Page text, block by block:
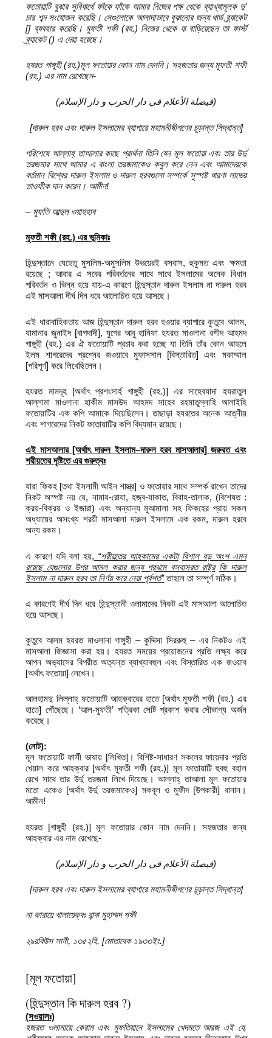
ফতোয়াটি বুঝার সুবিধার্থে ফাঁকে ফাঁকে আমার নিজের পক্ষ থেকে ব্যাখ্যামূলক দু’
চার শব্দ সংযোজন করেছি। সেগুলোকে আলাদাভাবে বুঝানোর জন্য থার্ড ব্র্যাকেট
[] ব্যবহার করেছি। মুফতী শফী (রহ.) নিজের থেকে যা বাড়িয়েছেন তা ফার্স্ট
ব্র্যাকেট () এ দেয়া হয়েছে।
হযরত গাঙ্গুহী (রহ.)মূল ফতোয়ার কোন নাম দেননি। সহজতার জন্য মুফতী শফী
(রহ.) এর নাম রেখেছেন-
(فيصلة الأعلام في دار الحرب و دار الإسلام)
[দারুল হরব এবং দারুল ইসলামের ব্যাপারে মহামনীষীগণের চূড়ান্ত সিদ্ধান্ত]
পরিশেষে আল্লাহ্ তাআলার কাছে প্রার্থনা তিনি যেন মূল ফতোয়া এবং তার উর্দু
তরজমার সাথে আমার এ বাংলা তরজমাকেও কবুল করে নেন এবং আমাদেরকে
বর্তমান বিশ্বের দারুল ইসলাম ও দারুল হরবগুলো সম্পর্কে সুস্পষ্ট ধারণা লাভের
তাওফীক দান করেন। আমীন!
– মুফতি আব্দুল ওয়াহহাব
মুফতী শফী (রহ.) এর ভূমিকাঃ
হিন্দুস্তানে যেহেতু মুসলিম-অমুসলিম উভয়েরই বসবাস, হুকুমত এবং ক্ষমতা
রয়েছে ; আবার এ সবের পরিবর্তনের সাথে সাথে ইসলামের অনেক বিধান
পরিবর্তন ও ভিন্ন হয়ে যায়-এ কারণে হিন্দুস্তান দারুল ইসলাম না দারুল হরব
এই মাসআলা দীর্ঘ দিন ধরে আলোচিত হয়ে আসছে।
এই ধারাবাহিকতায় আজ হিন্দুস্তান দারুল হরব হওয়ার ব্যাপারে কুতুবে আলম,
যামানার জুনাইদ [বাগদাদী], যুগের আবু হানিফা হযরত মাওলানা রশীদ আহমদ
গাঙ্গুহী (রহ.) এর ঐ ফতোয়াটি প্রচার করা হচ্ছে যা তিনি তাঁর কোন আহলে
ইলম শাগরেদের প্রশ্নের জওয়াবে মুফাসসাল [বিস্তারিত] এবং মকাম্মাল
[পরিপূর্ণ] করে লিখেছিলেন।
হযরত মামদূহ [অর্থাৎ প্রশংসার্হ গাঙ্গুহী (রহ.)] এর সাহেবযাদা হযরাতুল
আল্লামা মাওলানা হাকীম মাসউদ আহমদ সাহেব রহমাতুল্লাহি আলাইহি
ফতোয়াটির এক কপি আমাকে দিয়েছিলেন। তাছাড়া হযরতের অনেক আত্নীয়
এবং শাগরেদের নিকট ফতোয়াটির কপি বিদ্যমান রয়েছে।
এই মাসআলার [অর্থাৎ দারুল ইসলাম–দারুল হরব মাসআলার] জরুরত এবং
শরীয়তের দৃষ্টিতে এর গুরুত্বঃ
যারা ফিকহ [তথা ইসলামী আইন শাস্ত্র] ও ফতোয়ার সাথে সম্পর্ক রাখেন তাদের
নিকট অস্পষ্ট নয় যে, নামায-রোযা, হজ্ব-যাকাত, বিবাহ-তালাক, (বিশেষত :
ক্রয়-বিক্রয় ও ইজারা) এবং অন্যান্য মুআমালা সহ ফিকহের প্রায় সকল
অধ্যায়ের অসংখ্য শরয়ী মাসআলা দারুল ইসলামে এক রকম, দারুল হরবে
অন্য রকম।
এ কারণে যদি বলা হয়, “শরীয়তের আহকামের একটা বিশাল বড় অংশ এমন
রয়েছে যেগুলোর উপর আমল করার জন্য প্রথমে বসবাসরত রাষ্ট্র কি দারুল
ইসলাম না দারুল হরব তা নির্ণয় করে নেয়া পূর্বশর্ত”তাহলে তা সম্পূর্ণ সঠিক।
এ কারণেই দীর্ঘ দিন ধরে হিন্দুস্তানী ওলামাদের নিকট এই মাসআলা আলোচিত
হয়ে আসছে।
কুতুবে আলম হযরত মাওলানা গাঙ্গুহী – কুদ্দিসা সিররুহু – এর নিকটও এই
মাসআলা জিজ্ঞাসা করা হয়। হযরত সময়ের প্রয়োজনের প্রতি লক্ষ্য করে
আপন অভ্যাসের বিপরীত অত্যন্ত ব্যাখ্যাবহুল এবং বিস্তারিত এক জওয়াব
[অর্থাৎ ফতোয়া] লেখেন।
আলহামদু লিল্লাহ্ ফতোয়াটি আহক্বারের হাতে [অর্থাৎ মুফতী শফী (রহ.) এর
হাতে] পৌঁছেছে। ‘আল-মুফতী’ পত্রিকা সেটি প্রকাশ করার সৌভাগ্য অর্জন
করেছে।
(নোট):
মূল ফতোয়াটি ফার্সী ভাষায় [লিখিত]। বিশিষ্ট-সাধারণ সকলের ফায়েদার প্রতি
খেয়াল করে আহক্বার [অর্থাৎ মুফতী শফী (রহ.)] মূল ফতোয়াটি হুবহু বহাল
রেখে সাথে তার উর্দু তরজমা লিখে দিয়েছে। আল্লাহ্ তাআলা মূল ফতোয়ার
মতো একেও [অর্থাৎ উর্দু তরজমাকেও] মকবূল ও মুফীদ [উপকারী] বানান।
আমীন!
হযরত [গাঙ্গুহী (রহ.)] মূল ফতোয়ার কোন নাম দেননি। সহজতার জন্য
আহক্বার এর নাম রেখেছে-
( فيصلة الأعلام في دار الحرب و دار الإسلام )
[দারুল হরব এবং দারুল ইসলামের ব্যাপারে মহামনীষীগণের চূড়ান্ত সিদ্ধান্ত]
না কারায়ে খালায়েক্বঃ বান্দা মুহাম্মদ শফী
২৯রবিউস সানী, ১৩৫২হি. [মোতাবেক ১৯৩৩ইং.]
[মূল ফতোয়া]
(হিন্দুস্তান কি দারুল হরব ?)
(সওয়ালঃ)
হজরত ওলামায়ে কেরাম এবং মুফতিয়ানে ইসলামের খেদমতে আরজ এই যে,